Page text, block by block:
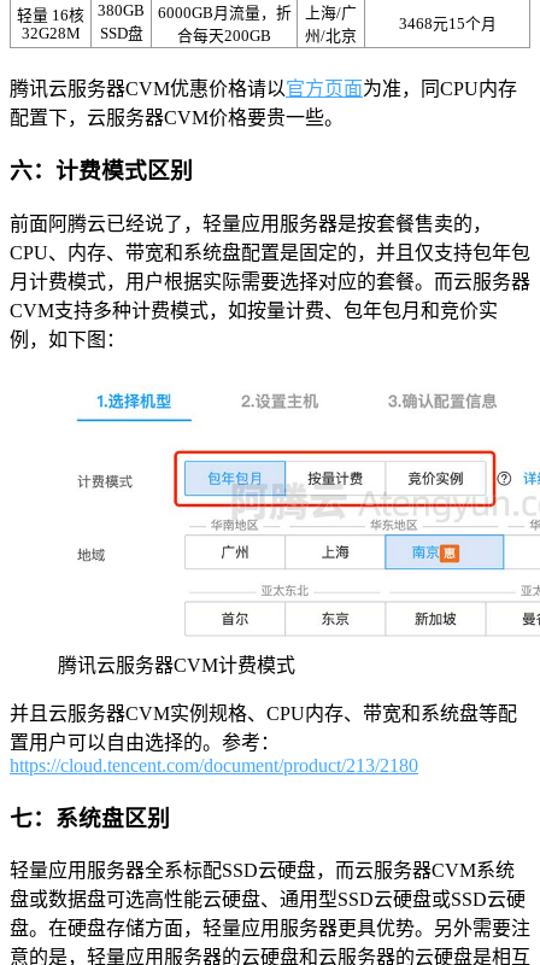
轻量 16核
32G28M
380GB
SSD盘
6000GB月流量，折
合每天200GB
上海/广
州/北京
3468元15个月
腾讯云服务器CVM优惠价格请以官方页面为准，同CPU内存
配置下，云服务器CVM价格要贵一些。
六：计费模式区别
前面阿腾云已经说了，轻量应用服务器是按套餐售卖的，
CPU、内存、带宽和系统盘配置是固定的，并且仅支持包年包
月计费模式，用户根据实际需要选择对应的套餐。而云服务器
CVM支持多种计费模式，如按量计费、包年包月和竞价实
例，如下图：
腾讯云服务器CVM计费模式
并且云服务器CVM实例规格、CPU内存、带宽和系统盘等配
置用户可以自由选择的。参考：
https://cloud.tencent.com/document/product/213/2180
七：系统盘区别
轻量应用服务器全系标配SSD云硬盘，而云服务器CVM系统
盘或数据盘可选高性能云硬盘、通用型SSD云硬盘或SSD云硬
盘。在硬盘存储方面，轻量应用服务器更具优势。另外需要注
意的是，轻量应用服务器的云硬盘和云服务器的云硬盘是相互